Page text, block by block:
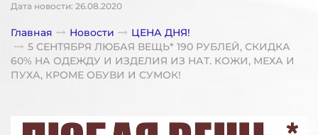
Дата новости: 26.08.2020
Главная Новости
ЦЕНА ДНЯ!
5 СЕНТЯБРЯ ЛЮБАЯ ВЕЩЬ* 190 РУБЛЕЙ, СКИДКА
60% НА ОДЕЖДУ И ИЗДЕЛИЯ ИЗ НАТ. КОЖИ, МЕХА И
ПУХА, КРОМЕ ОБУВИ И СУМОК!